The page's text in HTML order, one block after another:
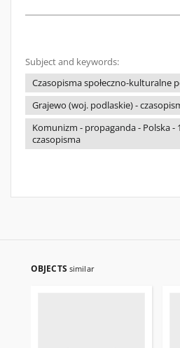
Subject and keywords:
Czasopisma społeczno-kulturalne
Grajewo (woj. podlaskie) -
Komunizm - propaganda - Polska -
czasopisma
OBJECTS similar